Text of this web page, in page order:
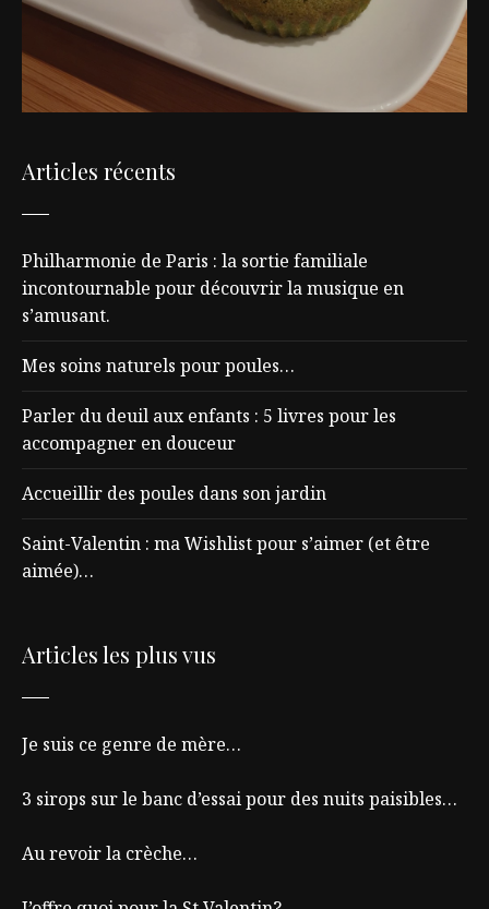
Articles récents
Philharmonie de Paris : la sortie familiale
incontournable pour découvrir la musique en
s’amusant.
Mes soins naturels pour poules…
Parler du deuil aux enfants : 5 livres pour les
accompagner en douceur
Accueillir des poules dans son jardin
Saint-Valentin : ma Wishlist pour s’aimer (et être
aimée)…
Articles les plus vus
Je suis ce genre de mère…
3 sirops sur le banc d’essai pour des nuits paisibles…
Au revoir la crèche…